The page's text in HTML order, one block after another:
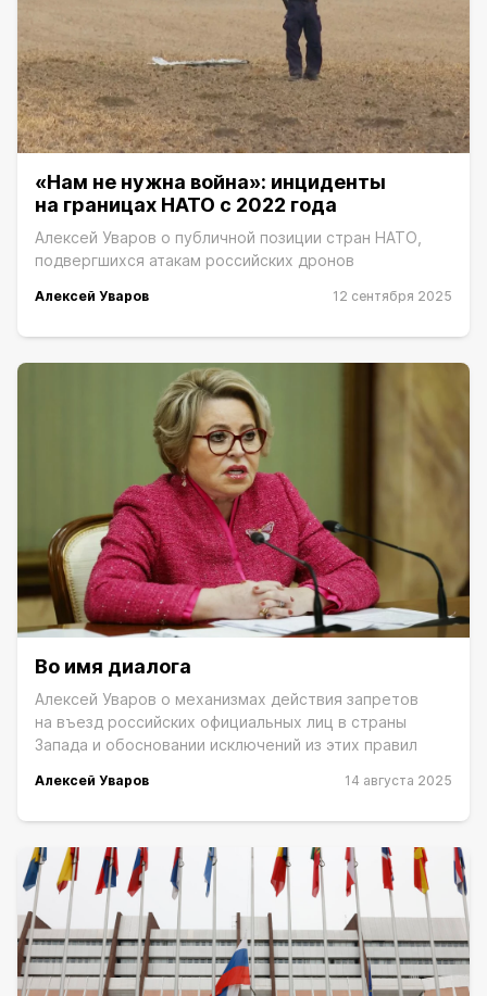
«Нам не нужна война»: инциденты
на границах НАТО с 2022 года
Алексей Уваров о публичной позиции стран НАТО,
подвергшихся атакам российских дронов
Алексей Уваров 12 сентября 2025
Во имя диалога
Алексей Уваров о механизмах действия запретов
на въезд российских официальных лиц в страны
Запада и обосновании исключений из этих правил
Алексей Уваров 14 августа 2025